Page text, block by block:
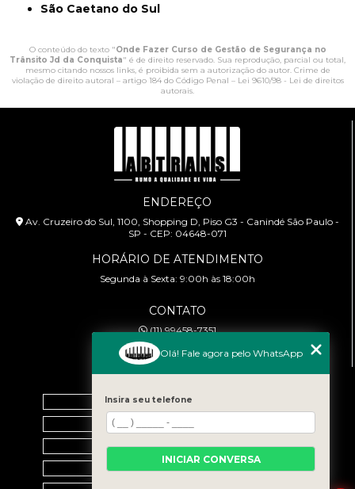
São Caetano do Sul
O conteúdo do texto "Onde Fazer Curso de Gestão de Segurança no
Trânsito Jd da Conquista" é de direito reservado. Sua reprodução, parcial ou total,
mesmo citando nossos links, é proibida sem a autorização do autor. Crime de
violação de direito autoral – artigo 184 do Código Penal – Lei 9610/98 - Lei de direitos
autorais.
ENDEREÇO
Av. Cruzeiro do Sul, 1100, Shopping D, Piso G3 - Canindé São Paulo -
SP - CEP: 04648-071
HORÁRIO DE ATENDIMENTO
Segunda à Sexta: 9:00h às 18:00h
CONTATO
(11) 99458-7351
cursoabtrans@gmail.com
Home
Empresa
Galeria
Contato
Olá! Fale agora pelo WhatsApp
Insira seu telefone
INICIAR CONVERSA